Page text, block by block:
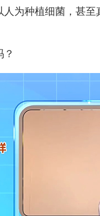
为种植细菌，甚